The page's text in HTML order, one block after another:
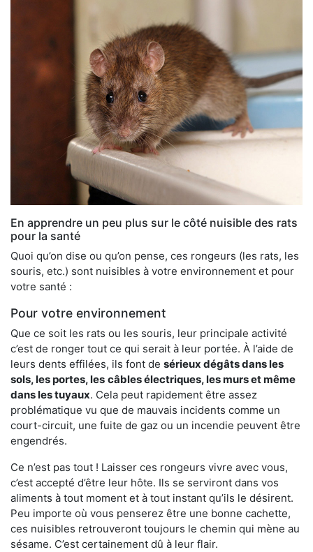
En apprendre un peu plus sur le côté nuisible des rats
pour la santé
Quoi qu’on dise ou qu’on pense, ces rongeurs (les rats, les
souris, etc.) sont nuisibles à votre environnement et pour
votre santé :
Pour votre environnement
Que ce soit les rats ou les souris, leur principale activité
c’est de ronger tout ce qui serait à leur portée. À l’aide de
leurs dents effilées, ils font de sérieux dégâts dans les
sols, les portes, les câbles électriques, les murs et même
dans les tuyaux. Cela peut rapidement être assez
problématique vu que de mauvais incidents comme un
court-circuit, une fuite de gaz ou un incendie peuvent être
engendrés.
Ce n’est pas tout ! Laisser ces rongeurs vivre avec vous,
c’est accepté d’être leur hôte. Ils se serviront dans vos
aliments à tout moment et à tout instant qu’ils le désirent.
Peu importe où vous penserez être une bonne cachette,
ces nuisibles retrouveront toujours le chemin qui mène au
sésame. C’est certainement dû à leur flair.